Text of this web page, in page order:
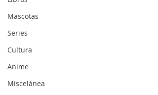
Mascotas
Series
Cultura
Anime
Miscelánea